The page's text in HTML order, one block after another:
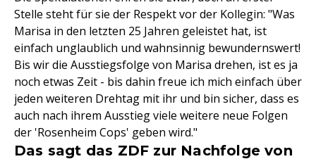
Stelle steht für sie der Respekt vor der Kollegin: "Was
Marisa in den letzten 25 Jahren geleistet hat, ist
einfach unglaublich und wahnsinnig bewundernswert!
Bis wir die Ausstiegsfolge von Marisa drehen, ist es ja
noch etwas Zeit - bis dahin freue ich mich einfach über
jeden weiteren Drehtag mit ihr und bin sicher, dass es
auch nach ihrem Ausstieg viele weitere neue Folgen
der 'Rosenheim Cops' geben wird."
Das sagt das ZDF zur Nachfolge von